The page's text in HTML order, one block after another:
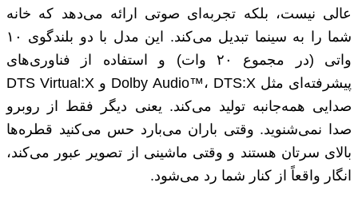
عالی نیست، بلکه تجربه‌ای صوتی ارائه می‌دهد که خانه
شما را به سینما تبدیل می‌کند. این مدل با دو بلندگوی ۱۰
واتی (در مجموع ۲۰ وات) و استفاده از فناوری‌های
پیشرفته‌ای مثل Dolby Audio™، DTS:X و DTS Virtual:X
صدایی همه‌جانبه تولید می‌کند. یعنی دیگر فقط از روبرو
صدا نمی‌شنوید. وقتی باران می‌بارد حس می‌کنید قطره‌ها
بالای سرتان هستند و وقتی ماشینی از تصویر عبور می‌کند،
انگار واقعاً از کنار شما رد می‌شود.